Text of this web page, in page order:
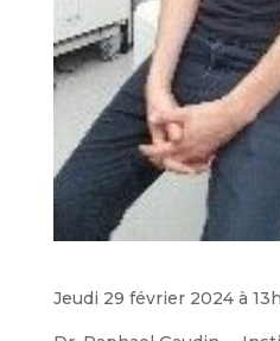
Jeudi 29 février 2024 à